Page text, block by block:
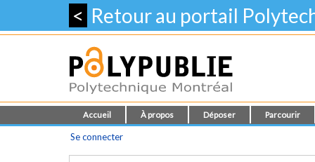
< Retour au portail
Accueil À propos Déposer Parcourir
Se connecter